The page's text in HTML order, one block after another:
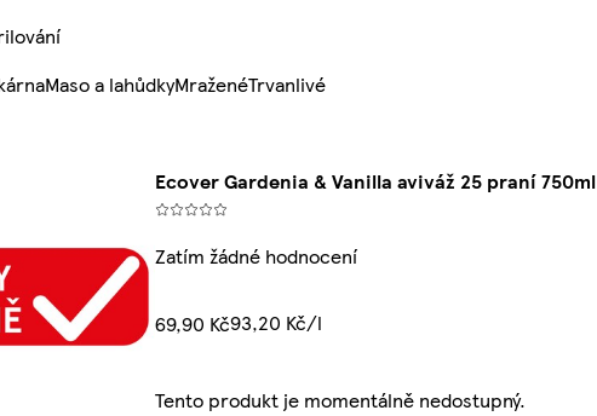
Maso a lahůdkyMraženéTrvanlivé
Ecover Gardenia & Vanilla aviváž 25 praní 750ml
Zatím žádné hodnocení
69,90 Kč93,20 Kč/l
Tento produkt je momentálně nedostupný.